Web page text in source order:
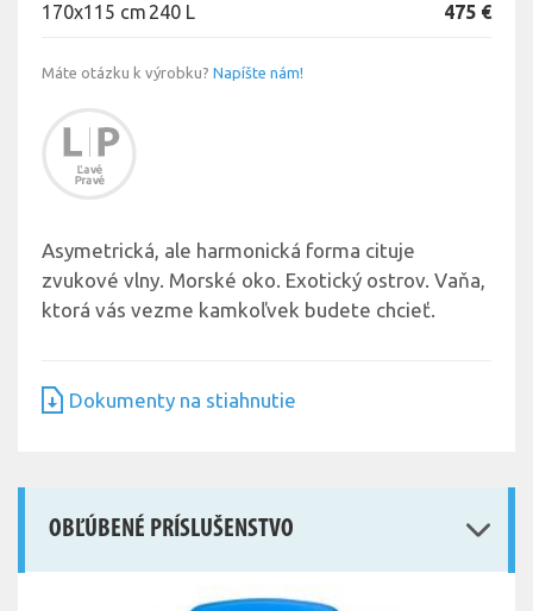
170x115 cm 240 L 475 €
Máte otázku k výrobku? Napíšte nám!
Asymetrická, ale harmonická forma cituje
zvukové vlny. Morské oko. Exotický ostrov. Vaňa,
ktorá vás vezme kamkoľvek budete chcieť.
Dokumenty na stiahnutie
OBĽÚBENÉ PRÍSLUŠENSTVO